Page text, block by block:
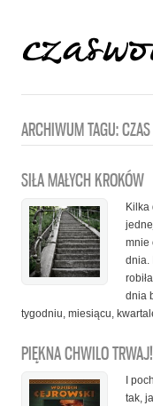
ARCHIWUM TAGU:CZAS
SIŁA MAŁYCH KROKÓW
Kilka
mnie
dnia.
dnia
tygodniu, miesiącu,
PIĘKNA CHWILO TRWAJ!
I
tak,